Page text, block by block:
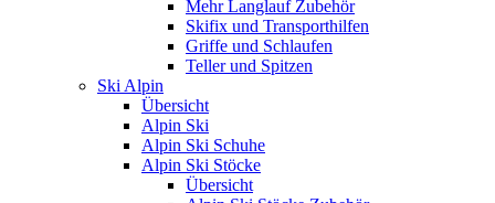
Mehr Langlauf Zubehör
Skifix und Transporthilfen
Griffe und Schlaufen
Teller und Spitzen
Ski Alpin
Übersicht
Alpin Ski
Alpin Ski Schuhe
Alpin Ski Stöcke
Übersicht